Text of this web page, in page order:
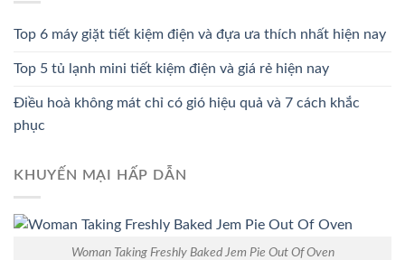
Top 6 máy giặt tiết kiệm điện và đựa ưa thích nhất hiện nay
Top 5 tủ lạnh mini tiết kiệm điện và giá rẻ hiện nay
Điều hoà không mát chỉ có gió hiệu quả và 7 cách khắc
phục
KHUYẾN MẠI HẤP DẪN
Woman Taking Freshly Baked Jem Pie Out Of Oven